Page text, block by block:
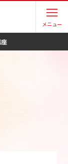
メニュー